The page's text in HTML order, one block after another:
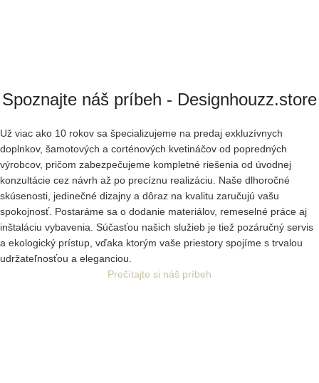
Spoznajte náš príbeh - Designhouzz.store
Už viac ako 10 rokov sa špecializujeme na predaj exkluzívnych
doplnkov, šamotových a corténových kvetináčov od popredných
výrobcov, pričom zabezpečujeme kompletné riešenia od úvodnej
konzultácie cez návrh až po precíznu realizáciu. Naše dlhoročné
skúsenosti, jedinečné dizajny a dôraz na kvalitu zaručujú vašu
spokojnosť. Postaráme sa o dodanie materiálov, remeselné práce aj
inštaláciu vybavenia. Súčasťou našich služieb je tiež pozáručný servis
a ekologický prístup, vďaka ktorým vaše priestory spojíme s trvalou
udržateľnosťou a eleganciou.
Prečítajte si náš príbeh